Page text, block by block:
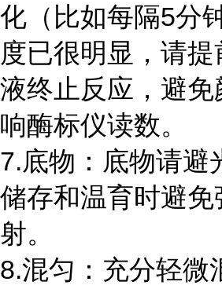
化（比如每隔5分
度已很明显，请提
液终止反应，避
响酶标仪读数。
7.底物：底物请避
储存和温育时避免
射。
8.混匀：充分轻微